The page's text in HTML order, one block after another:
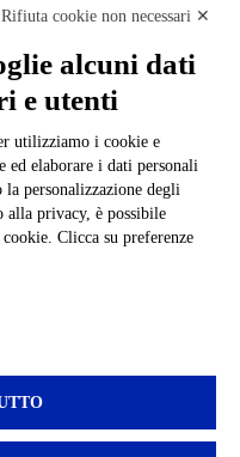
by Gruppo Spaggiari
New Social Media
Rifiuta cookie non necessari ✕
alcuni dati
e utenti
utilizziamo i cookie e
ed elaborare i dati personali
personalizzazione degli
privacy, è possibile
Clicca su preferenze